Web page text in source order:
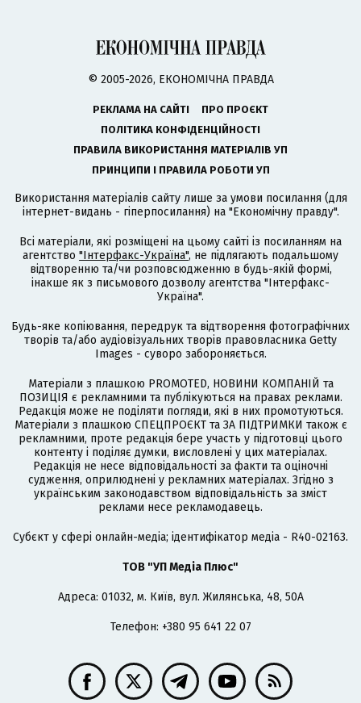
© 2005-2026, ЕКОНОМІЧНА ПРАВДА
РЕКЛАМА НА САЙТІ
ПРО ПРОЄКТ
ПОЛІТИКА КОНФІДЕНЦІЙНОСТІ
ПРАВИЛА ВИКОРИСТАННЯ МАТЕРІАЛІВ УП
ПРИНЦИПИ І ПРАВИЛА РОБОТИ УП
Використання матеріалів сайту лише за умови посилання (для
інтернет-видань - гіперпосилання) на "Економічну правду".
Всі матеріали, які розміщені на цьому сайті із посиланням на
агентство "Інтерфакс-Україна", не підлягають подальшому
відтворенню та/чи розповсюдженню в будь-якій формі,
інакше як з письмового дозволу агентства "Інтерфакс-
Україна".
Будь-яке копіювання, передрук та відтворення фотографічних
творів та/або аудіовізуальних творів правовласника Getty
Images - суворо забороняється.
Матеріали з плашкою PROMOTED, НОВИНИ КОМПАНІЙ та
ПОЗИЦІЯ є рекламними та публікуються на правах реклами.
Редакція може не поділяти погляди, які в них промотуються.
Матеріали з плашкою СПЕЦПРОЄКТ та ЗА ПІДТРИМКИ також є
рекламними, проте редакція бере участь у підготовці цього
контенту і поділяє думки, висловлені у цих матеріалах.
Редакція не несе відповідальності за факти та оціночні
судження, оприлюднені у рекламних матеріалах. Згідно з
українським законодавством відповідальність за зміст
реклами несе рекламодавець.
Cубєкт у сфері онлайн-медіа; ідентифікатор медіа - R40-02163.
ТОВ "УП Медіа Плюс"
Адреса: 01032, м. Київ, вул. Жилянська, 48, 50А
Телефон: +380 95 641 22 07